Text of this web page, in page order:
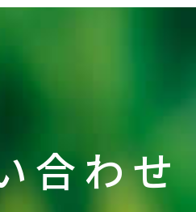
合わ